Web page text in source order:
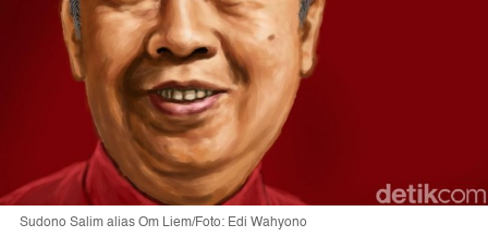
Sudono Salim alias Om Liem/Foto: Edi Wahyono